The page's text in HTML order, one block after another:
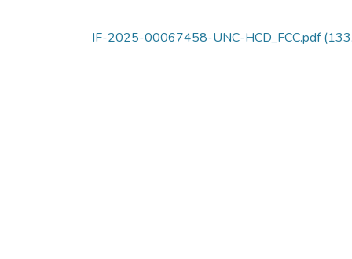
IF-2025-00067458-UNC-HCD_FCC.pdf